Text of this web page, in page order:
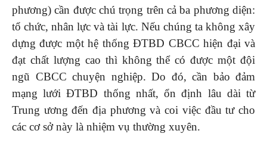
phương) cần được chú trọng trên cả ba phương diện:
tổ chức, nhân lực và tài lực. Nếu chúng ta không xây
dựng được một hệ thống ĐTBD CBCC hiện đại và
đạt chất lượng cao thì không thể có được một đội
ngũ CBCC chuyện nghiệp. Do đó, cần bảo đảm
mạng lưới ĐTBD thống nhất, ổn định lâu dài từ
Trung ương đến địa phương và coi việc đầu tư cho
các cơ sở này là nhiệm vụ thường xuyên.